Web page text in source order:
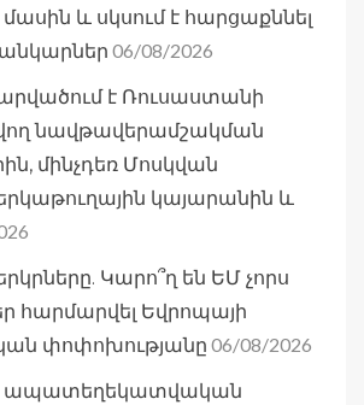
և սկսում է հարցաքննել
06/08/2026
է Ռուսաստանի
նավթավերամշակման
մինչդեռ Մոսկվան
կայարանին և
Կարո՞ղ են ԵՄ չորս
հարմարվել Եվրոպայի
փոփոխությանը 06/08/2026
ապատեղեկատվական